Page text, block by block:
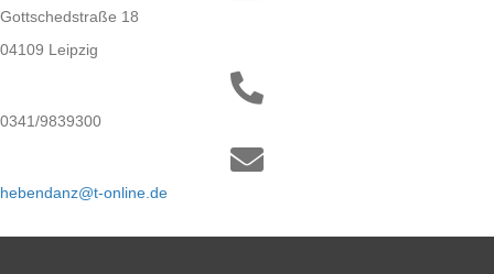
Gottschedstraße 18
04109 Leipzig
0341/9839300
hebendanz@t-online.de